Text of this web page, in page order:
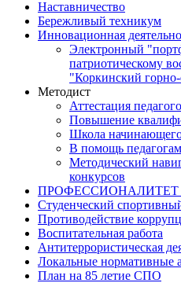
Наставничество
Бережливый техникум
Инновационная
Электронный
патриотическому
"Коркинский
Методист
Аттестация
Повышение
Школа начинающего
В помощь педагогам
Методический
конкурсов
ПРОФЕССИОНАЛИТЕТ |
Студенческий
Противодействие
Воспитательная работа
Антитеррористическая
Локальные нормативные
План на 85 летие СПО